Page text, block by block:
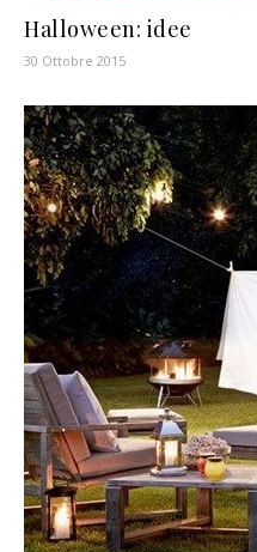
Halloween: idee
30 Ottobre 2015